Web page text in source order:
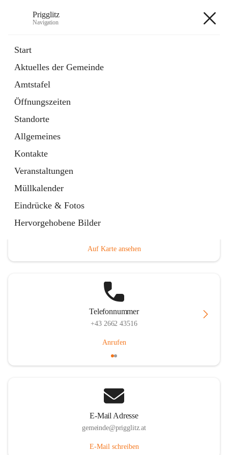
Prigglitz
Navigation
Start
Aktuelles der Gemeinde
Amtstafel
Öffnungszeiten
Standorte
Allgemeines
Kontakte
Veranstaltungen
Müllkalender
Eindrücke & Fotos
Hervorgehobene Bilder
Externe Webseite
in
Tab
Gemeindezeitung
Ordner
öffnet
in
neuem
Tab
Hauptadresse
Auf Karte ansehen
Telefonnummer
+43 2662 43516
Anrufen
E-Mail Adresse
gemeinde@prigglitz.at
E-Mail schreiben